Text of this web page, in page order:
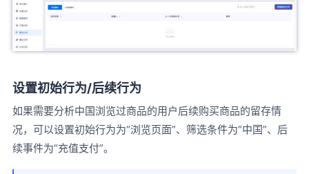
设置初始行为/后续行为
如果需要分析中国浏览过商品的用户后续购买商品的留存情
况，可以设置初始行为为“浏览页面”、筛选条件为“中国”、后
续事件为“充值支付”。